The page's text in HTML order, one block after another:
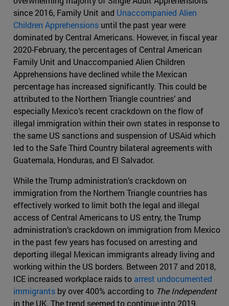
since 2016, Family Unit and Unaccompanied Alien
Children Apprehensions until the past year were
dominated by Central Americans. However, in fiscal year
2020-February, the percentages of Central American
Family Unit and Unaccompanied Alien Children
Apprehensions have declined while the Mexican
percentage has increased significantly. This could be
attributed to the Northern Triangle countries’ and
especially Mexico’s recent crackdown on the flow of
illegal immigration within their own states in response to
the same US sanctions and suspension of USAid which
led to the Safe Third Country bilateral agreements with
Guatemala, Honduras, and El Salvador.
While the Trump administration’s crackdown on
immigration from the Northern Triangle countries has
effectively worked to limit both the legal and illegal
access of Central Americans to US entry, the Trump
administration’s crackdown on immigration from Mexico
in the past few years has focused on arresting and
deporting illegal Mexican immigrants already living and
working within the US borders. Between 2017 and 2018,
ICE increased workplace raids to arrest undocumented
immigrants by over 400% according to The Independent
in the UK. The trend seemed to continue into 2019.